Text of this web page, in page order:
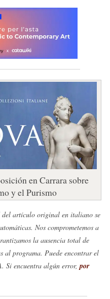
en Carrara sobre
y el Purismo
artículo original en italiano se
Nos comprometemos a
la ausencia total de
al programa. Puede encontrar el
Si encuentra algún error, por